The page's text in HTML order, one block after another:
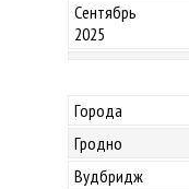
Сентябрь
2025
Города
Гродно
Вудбридж